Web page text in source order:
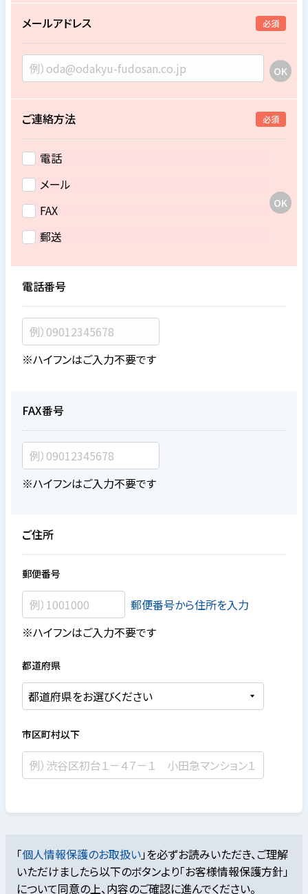
メールアドレス 必須
ご連絡方法 必須
電話
メール
FAX
郵送
電話番号
※ハイフンはご入力不要です
FAX番号
※ハイフンはご入力不要です
ご住所
郵便番号
郵便番号から住所を入力
※ハイフンはご入力不要です
都道府県
市区町村以下
「個人情報保護のお取扱い」を必ずお読みいただき、ご理解
いただけましたら以下のボタンより「お客様情報保護方針」
について同意の上、内容のご確認に進んでください。